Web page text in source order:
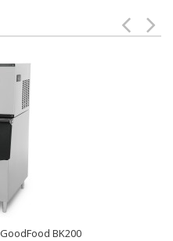
BK200